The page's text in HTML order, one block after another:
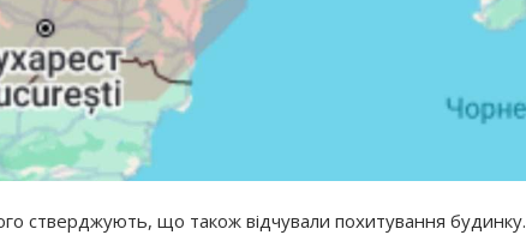
стверджують, що також відчували похитування будинку.